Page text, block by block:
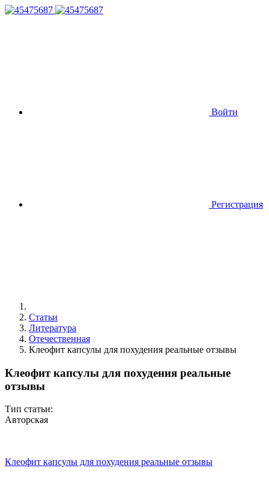
Войти
Регистрация
Статьи
Литература
Отечественная
Клеофит капсулы для похудения реальные отзывы
Клеофит капсулы для похудения реальные
отзывы
Тип статьи:
Авторская
Клеофит капсулы для похудения реальные отзывы